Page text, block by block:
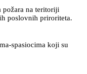
požara na teritoriji
poslovnih priroriteta.
spasiocima koji su